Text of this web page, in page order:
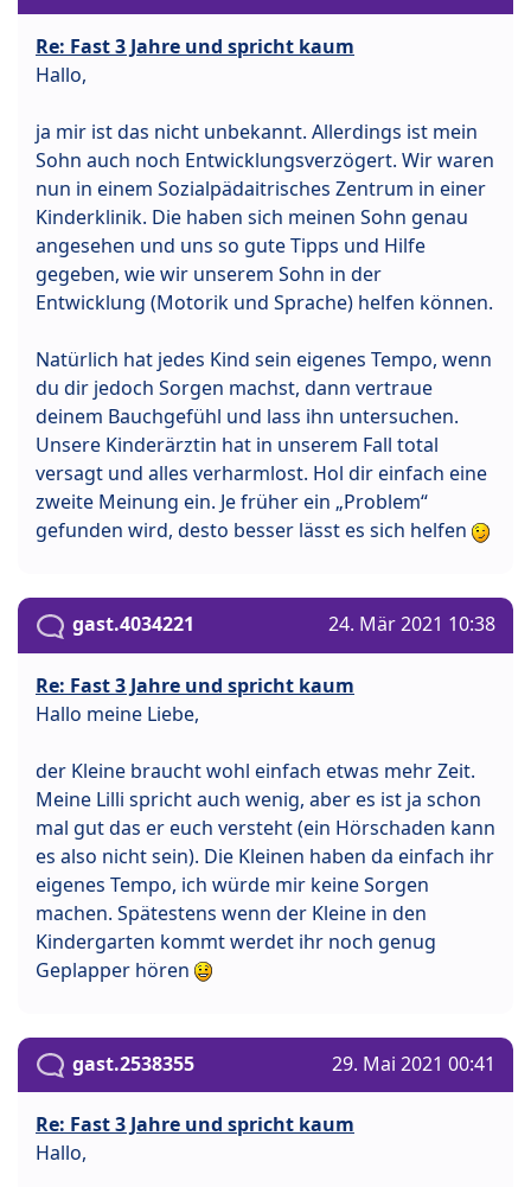
Re: Fast 3 Jahre und spricht kaum
Hallo,
ja mir ist das nicht unbekannt. Allerdings ist mein
Sohn auch noch Entwicklungsverzögert. Wir waren
nun in einem Sozialpädaitrisches Zentrum in einer
Kinderklinik. Die haben sich meinen Sohn genau
angesehen und uns so gute Tipps und Hilfe
gegeben, wie wir unserem Sohn in der
Entwicklung (Motorik und Sprache) helfen können.
Natürlich hat jedes Kind sein eigenes Tempo, wenn
du dir jedoch Sorgen machst, dann vertraue
deinem Bauchgefühl und lass ihn untersuchen.
Unsere Kinderärztin hat in unserem Fall total
versagt und alles verharmlost. Hol dir einfach eine
zweite Meinung ein. Je früher ein „Problem“
gefunden wird, desto besser lässt es sich helfen
gast.4034221 24. Mär 2021 10:38
Re: Fast 3 Jahre und spricht kaum
Hallo meine Liebe,
der Kleine braucht wohl einfach etwas mehr Zeit.
Meine Lilli spricht auch wenig, aber es ist ja schon
mal gut das er euch versteht (ein Hörschaden kann
es also nicht sein). Die Kleinen haben da einfach ihr
eigenes Tempo, ich würde mir keine Sorgen
machen. Spätestens wenn der Kleine in den
Kindergarten kommt werdet ihr noch genug
Geplapper hören
gast.2538355 29. Mai 2021 00:41
Re: Fast 3 Jahre und spricht kaum
Hallo,